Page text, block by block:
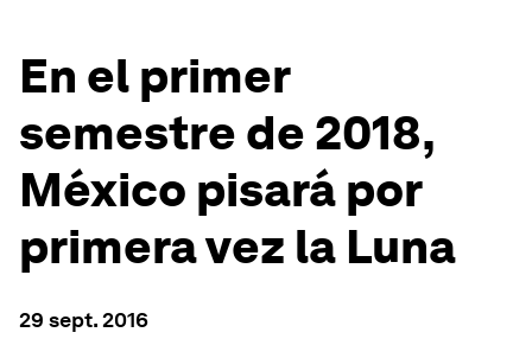
En el primer
semestre de 2018,
México pisará por
primera vez la Luna
29 sept. 2016